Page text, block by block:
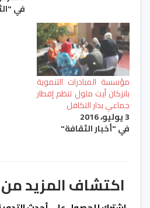
في
مؤسسة المبادرات التنموية
بانزكان أيت ملول تنظم إفطار
جماعي بدار التكافل
3 يوليو، 2016
في "أخبار الثقافة"
اكتشاف المزيد من azulpress.ma